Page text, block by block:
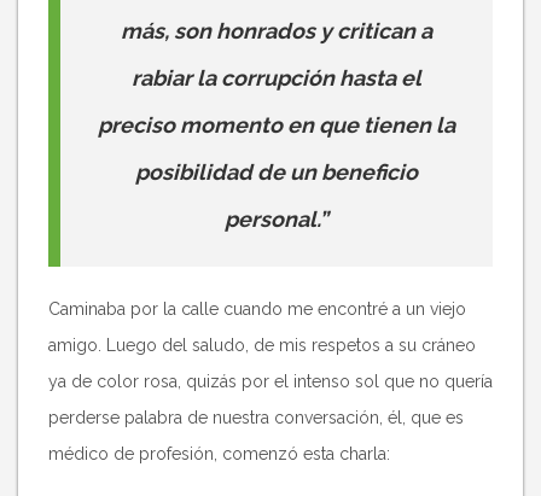
más, son honrados y critican a
rabiar la corrupción hasta el
preciso momento en que tienen la
posibilidad de un beneficio
personal.”
Caminaba por la calle cuando me encontré a un viejo
amigo. Luego del saludo, de mis respetos a su cráneo
ya de color rosa, quizás por el intenso sol que no quería
perderse palabra de nuestra conversación, él, que es
médico de profesión, comenzó esta charla: